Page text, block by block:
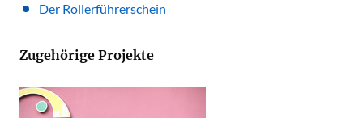
Der Rollerführerschein
Zugehörige Projekte